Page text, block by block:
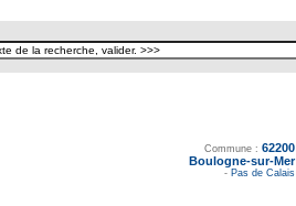
Commune : 62200
Boulogne-sur-Mer
- Pas de Calais